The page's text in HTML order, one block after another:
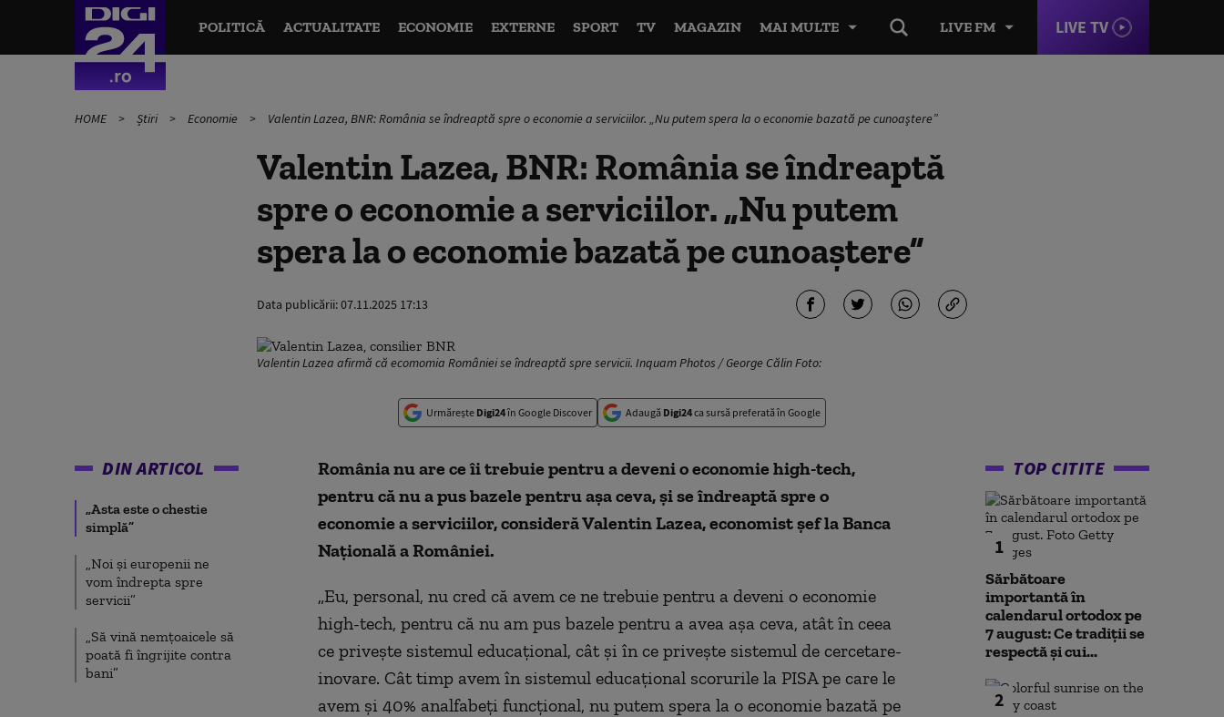
LIVE FM LIVE TV
POLITICĂ ACTUALITATE ECONOMIE EXTERNE SPORT TV MAGAZIN MAI MULTE
HOME Știri Economie Valentin Lazea, BNR: România se îndreaptă spre o economie a serviciilor. „Nu putem spera la o economie bazată pe cunoaştere”
Valentin Lazea, BNR: România se îndreaptă
spre o economie a serviciilor. „Nu putem
spera la o economie bazată pe cunoaştere”
Data publicării:07.11.2025 17:13
Valentin Lazea afirmă că ecomomia României se îndreaptă spre servicii. Inquam Photos / George Călin Foto:
Urmărește Digi24în Google Discover Adaugă Digi24ca sursă preferată în Google
DIN ARTICOL
„Asta este o chestie
simplă”
„Noi şi europenii ne
vom îndrepta spre
servicii”
„Să vină nemţoaicele să
poată fi îngrijite contra
bani”
România nu are ce îi trebuie pentru a deveni o economie high-tech,
pentru că nu a pus bazele pentru aşa ceva, şi se îndreaptă spre o
economie a serviciilor, consideră Valentin Lazea, economist şef la Banca
Naţională a României.
„Eu, personal, nu cred că avem ce ne trebuie pentru a deveni o economie
high-tech, pentru că nu am pus bazele pentru a avea aşa ceva, atât în ceea
ce priveşte sistemul educaţional, cât şi în ce priveşte sistemul de cercetare-
inovare. Cât timp avem în sistemul educaţional scorurile la PISA pe care le
avem şi 40% analfabeţi funcţional, nu putem spera la o economie bazată pe
TOP CITITE
1
Sărbătoare
importantă în
calendarul ortodox pe
7 august: Ce tradiții se
respectă și cui...
2